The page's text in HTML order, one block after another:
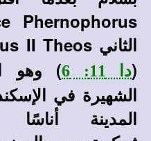
الثاني Antiochus II Theos ملك
(دا 11: 6
) وهو
الشهيرة في
المدينة